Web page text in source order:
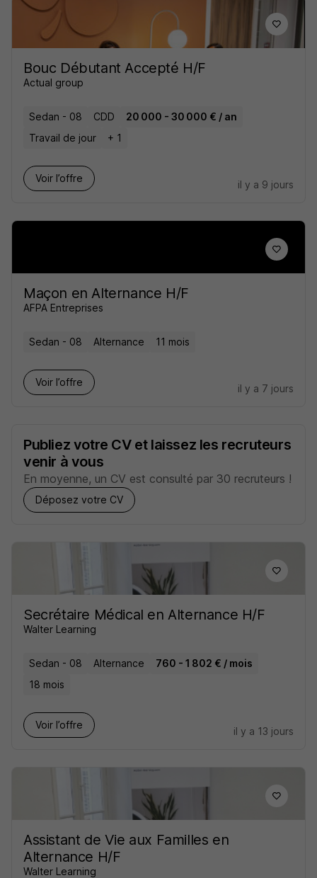
Bouc Débutant Accepté H/F
Actual group
Sedan - 08 CDD
20 000 - 30 000 € / an
Travail de jour
+ 1
Voir l’offre
il y a 9 jours
Maçon en Alternance H/F
AFPA Entreprises
Sedan - 08 Alternance 11 mois
Voir l’offre
il y a 7 jours
Publiez votre CV et laissez les recruteurs
venir à vous
En moyenne, un CV est consulté par 30 recruteurs !
Déposez votre CV
Secrétaire Médical en Alternance H/F
Walter Learning
Sedan - 08 Alternance
760 - 1 802 € / mois
18 mois
Voir l’offre
il y a 13 jours
Assistant de Vie aux Familles en
Alternance H/F
Walter Learning